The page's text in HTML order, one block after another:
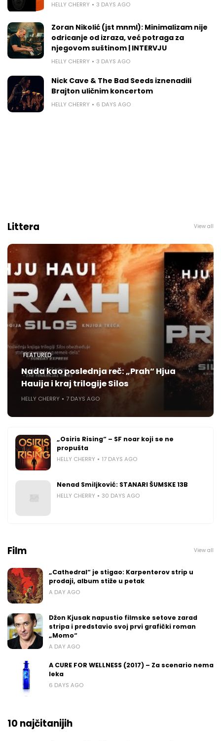
HELLY CHERRY 3 DAYS AGO
Zoran Nikolić (jst mnml): Minimalizam nije
odricanje od izraza, već potraga za
njegovom suštinom | INTERVJU
HELLY CHERRY 3 DAYS AGO
Nick Cave & The Bad Seeds iznenadili
Brajton uličnim koncertom
HELLY CHERRY 6 DAYS AGO
Littera View all
FEATURED
Nada kao poslednja reč: „Prah“ Hjua
Hauija i kraj trilogije Silos
HELLY CHERRY 7 DAYS AGO
„Osiris Rising“ – SF noar koji se ne
propušta
HELLY CHERRY 17 DAYS AGO
Nenad Smiljković: STANARI ŠUMSKE 13B
HELLY CHERRY 30 DAYS AGO
Film View all
„Cathedral“ je stigao: Karpenterov strip u
prodaji, album stiže u petak
A DAY AGO
Džon Kjusak napustio filmske setove zarad
stripa i predstavio svoj prvi grafički roman
„Momo“
A DAY AGO
A CURE FOR WELLNESS (2017) – Za scenario nema
leka
6 DAYS AGO
10 najčitanijih